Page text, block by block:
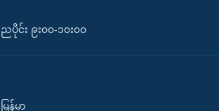
ညပိုင်း ၉း၀၀-၁၀း၀၀
မြန်မာ